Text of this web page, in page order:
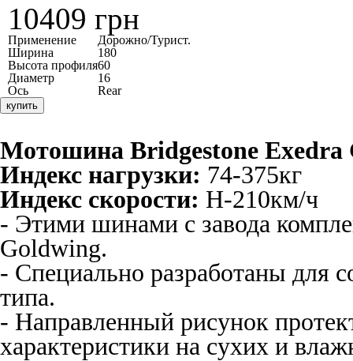
10409 грн
Применение
Дорожно/Турист.
Ширина
180
Высота профиля60
Диаметр
16
Ось
Rear
купить
Мотошина Bridgestone Exedra
Индекс нагрузки: 74-375кг
Индекс скорости: H-210км/ч
- Этими шинами с завода
Goldwing.
- Специально разработаны для
типа.
- Направленный рисунок
характеристики на сухих и